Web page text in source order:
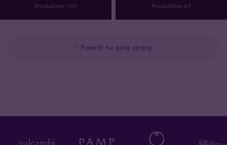
↑ Powrót na górę strony
Produktów: 107 Produktów: 61